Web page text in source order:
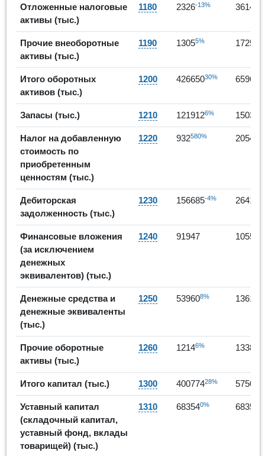
Отложенные налоговые
активы (тыс.)
1180 2326-13% 3614
Прочие внеоборотные
активы (тыс.)
1190 13055% 1725
Итого оборотных
активов (тыс.)
1200 42665030% 659609
Запасы (тыс.) 1210 1219126% 150349
Налог на добавленную
стоимость по
приобретенным
ценностям (тыс.)
1220 932580% 2054
Дебиторская
задолженность (тыс.)
1230 156685-4% 264175
Финансовые вложения
(за исключением
денежных
эквивалентов) (тыс.)
1240 91947 105587
Денежные средства и
денежные эквиваленты
(тыс.)
1250 539608% 136106
Прочие оборотные
активы (тыс.)
1260 12146% 1338
Итого капитал (тыс.) 1300 40077428% 575011
Уставный капитал
(складочный капитал,
уставный фонд, вклады
товарищей) (тыс.)
1310 683540% 68354